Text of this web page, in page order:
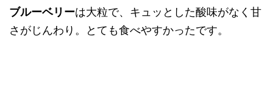
ブルーベリーは大粒で、キュッとした酸味がなく甘
さがじんわり。とても食べやすかったです。